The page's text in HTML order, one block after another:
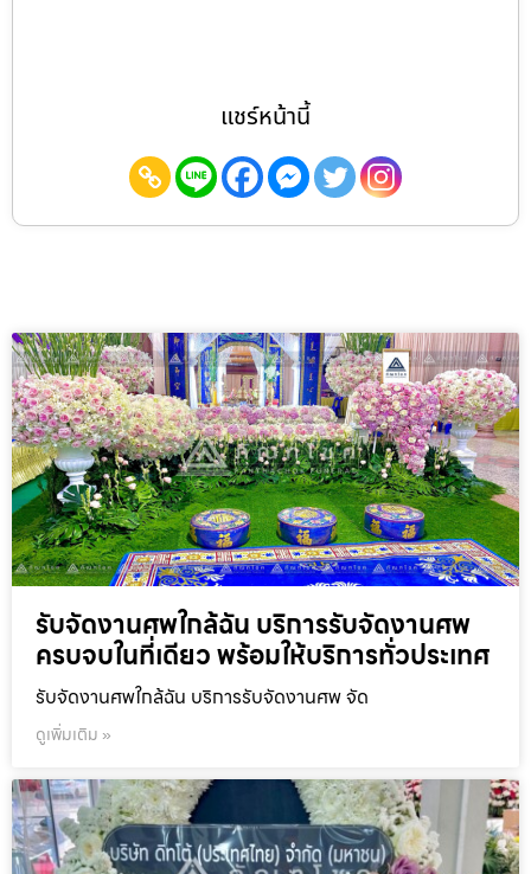
แชร์หน้านี้
รับจัดงานศพใกล้ฉัน บริการรับจัดงานศพ
ครบจบในที่เดียว พร้อมให้บริการทั่วประเทศ
รับจัดงานศพใกล้ฉัน บริการรับจัดงานศพ จัด
ดูเพิ่มเติม »